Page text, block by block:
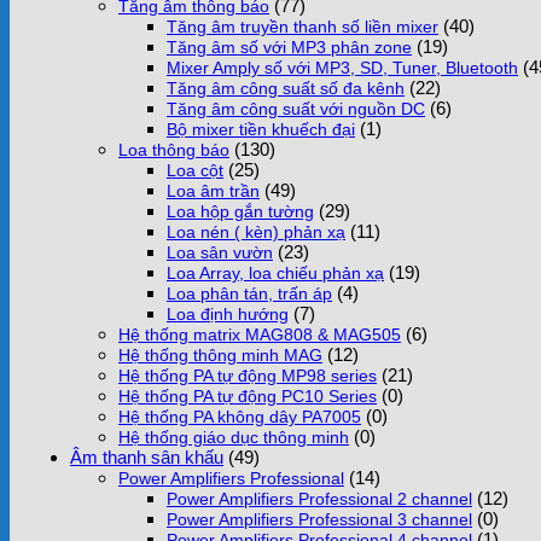
Tăng âm thông báo (77)
Tăng âm truyền thanh số liền mixer (40)
Tăng âm số với MP3 phân zone (19)
Mixer Amply số với MP3, SD, Tuner, Bluetooth
Tăng âm công suất số đa kênh (22)
Tăng âm công suất với nguồn DC (6)
Bộ mixer tiền khuếch đại (1)
Loa thông báo (130)
Loa cột (25)
Loa âm trần (49)
Loa hộp gắn tường (29)
Loa nén ( kèn) phản xạ (11)
Loa sân vườn (23)
Loa Array, loa chiếu phản xạ (19)
Loa phân tán, trấn áp (4)
Loa định hướng (7)
Hệ thống matrix MAG808 & MAG505 (6)
Hệ thống thông minh MAG (12)
Hệ thống PA tự động MP98 series (21)
Hệ thống PA tự động PC10 Series (0)
Hệ thống PA không dây PA7005 (0)
Hệ thống giáo dục thông minh (0)
Âm thanh sân khấu (49)
Power Amplifiers Professional (14)
Power Amplifiers Professional 2 channel (12)
Power Amplifiers Professional 3 channel (0)